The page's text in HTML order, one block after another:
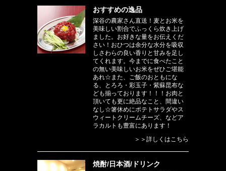
おすすめの逸品
深谷の農家さん直送！麦とお米を
美味しい割合でふっくら炊き上げ
ました。お好きな量をお伝えくだ
さい！おひつは余分な水分を吸収
しさわらの良い香りと甘みを足し
てくれます。今までに食べたこと
の無い美味しいお米をぜひご堪能
あれ☆また、ご飯のおともにな
る、とろろ・彩玉子・紫蘇昆布な
ども揃っております！！！お肉と
頂いても更に絶品なこと、間違い
なし☆箸休めにポテトサラダやス
ウィートクリームチーズ、などア
ラカルトも豊富にあります！
＞＞詳しくはこちら
焼酎/日本酒/ドリンク